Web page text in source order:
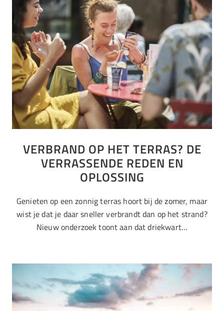
VERBRAND OP HET TERRAS? DE
VERRASSENDE REDEN EN
OPLOSSING
Genieten op een zonnig terras hoort bij de zomer, maar
wist je dat je daar sneller verbrandt dan op het strand?
Nieuw onderzoek toont aan dat driekwart…